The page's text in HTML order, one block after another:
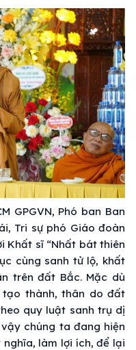
GPGVN, Phó ban Ban
Tri sự phó Giáo đoàn
Khất sĩ “Nhất bát thiên
cùng sanh tử lộ, khất
trên đất Bắc. Mặc dù
thành, thân do đất
quy luật sanh trụ dị
chúng ta đang hiện
làm lợi ích, để lại